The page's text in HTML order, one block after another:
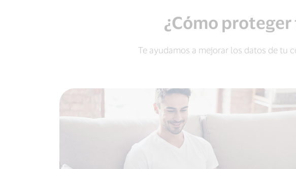
¿Cómo
Te ayudamos a mejorar los datos de tu